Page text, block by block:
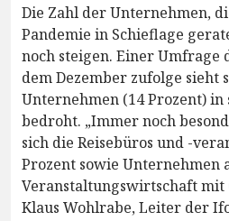
Die Zahl der Unternehmen,
Pandemie in Schieflage
noch steigen. Einer Umfrage
dem Dezember zufolge sieht
Unternehmen (14 Prozent) in
bedroht. „Immer noch
sich die Reisebüros und -
Prozent sowie Unternehmen
Veranstaltungswirtschaft mit
Klaus Wohlrabe, Leiter der